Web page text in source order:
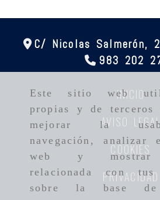
Este sitio web
propias y de terceros
mejorar la
navegación,
web y mostrar
relacionada con tus
sobre la base
C/ Nicolas Salmerón,
983 202
INICIO
AVISO
COOKIES
PRIVACIDAD